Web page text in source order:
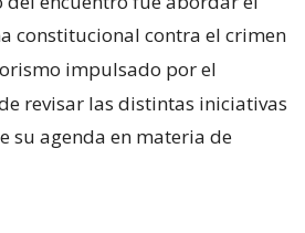
constitucional contra el crimen
impulsado por el
revisar las distintas iniciativas
su agenda en materia de